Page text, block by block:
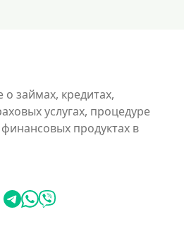
займах, кредитах,
услугах, процедуре
продуктах в